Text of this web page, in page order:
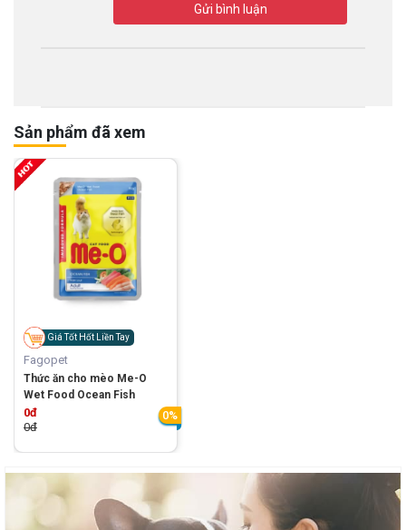
Gửi bình luận
Sản phẩm đã xem
Giá Tốt Hốt Liền Tay
Fagopet
Thức ăn cho mèo Me-O
Wet Food Ocean Fish
0đ
0đ
0%